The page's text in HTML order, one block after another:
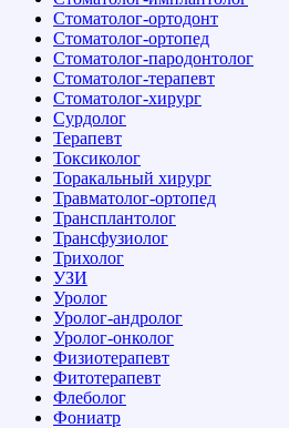
Стоматолог-ортодонт
Стоматолог-ортопед
Стоматолог-пародонтолог
Стоматолог-терапевт
Стоматолог-хирург
Сурдолог
Терапевт
Токсиколог
Торакальный хирург
Травматолог-ортопед
Трансплантолог
Трансфузиолог
Трихолог
УЗИ
Уролог
Уролог-андролог
Уролог-онколог
Физиотерапевт
Фитотерапевт
Флеболог
Фониатр